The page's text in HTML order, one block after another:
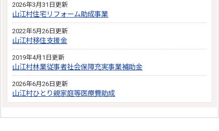
2026年3月31日更新
山江村住宅リフォーム助成事業
2022年5月26日更新
山江村移住支援金
2019年4月1日更新
山江村林業従事者社会保障充実事業補助金
2026年6月26日更新
山江村ひとり親家庭等医療費助成